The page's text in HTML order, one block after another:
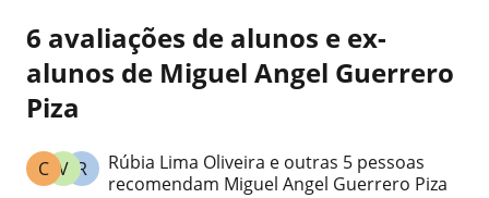
6 avaliações de alunos e ex-
alunos de Miguel Angel Guerrero
Piza
R
V
C
Rúbia Lima Oliveira e outras 5 pessoas
recomendam Miguel Angel Guerrero Piza